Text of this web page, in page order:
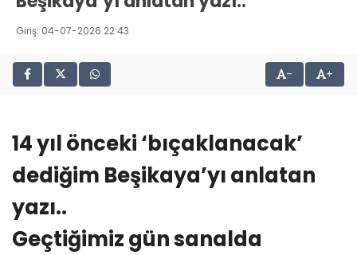
Giriş: 04-07-2026 22:43
- +
14 yıl önceki ‘bıçaklanacak’
dediğim Beşikaya’yı anlatan
yazı..
Geçtiğimiz gün sanalda